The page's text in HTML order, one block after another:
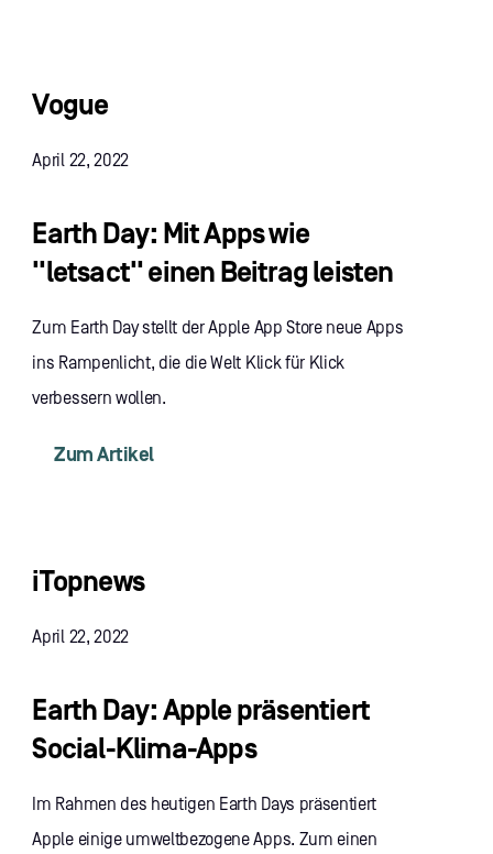
Vogue
April 22, 2022
Earth Day: Mit Apps wie
"letsact" einen Beitrag leisten
Zum Earth Day stellt der Apple App Store neue Apps
ins Rampenlicht, die die Welt Klick für Klick
verbessern wollen.
Zum Artikel
iTopnews
April 22, 2022
Earth Day: Apple präsentiert
Social-Klima-Apps
Im Rahmen des heutigen Earth Days präsentiert
Apple einige umweltbezogene Apps. Zum einen